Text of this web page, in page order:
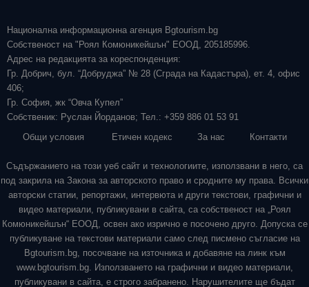
Национална информационна агенция Bgtourism.bg
Собственост на "Роял Комюникейшън" ЕООД, 205185996.
Адрес на редакцията за кореспонденция:
Гр. Добрич, бул. “Добруджа” № 28 (Сграда на Кадастъра), ет. 4, офис
406;
Гр. София, жк “Овча Купел”
Собственик: Руслан Йорданов; Тел.: +359 886 01 53 91
Общи условия
Етичен кодекс За нас Контакти
Съдържанието на този уеб сайт и технологиите, използвани в него, са
под закрила на Закона за авторското право и сродните му права. Всички
авторски статии, репортажи, интервюта и други текстови, графични и
видео материали, публикувани в сайта, са собственост на „Роял
Комюникейшън“ ЕООД, освен ако изрично е посочено друго. Допуска се
публикуване на текстови материали само след писмено съгласие на
Bgtourism.bg, посочване на източника и добавяне на линк към
www.bgtourism.bg. Използването на графични и видео материали,
публикувани в сайта, е строго забранено. Нарушителите ще бъдат